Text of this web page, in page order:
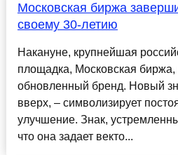
Московская биржа
своему 30-летию
Накануне, крупнейшая
площадка, Московская биржа,
обновленный бренд. Новый
вверх, – символизирует
улучшение. Знак,
что она задает векто...